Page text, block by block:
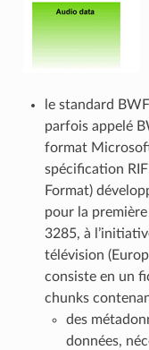
le standard
parfois appelé
format
spécification
Format)
pour la
3285, à
télévision
consiste en un
chunks
des
données,